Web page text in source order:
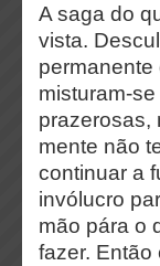
A saga do
vista.
permanente
misturam-
prazerosas,
mente não
continuar a
invólucro
mão pára o
fazer. Então